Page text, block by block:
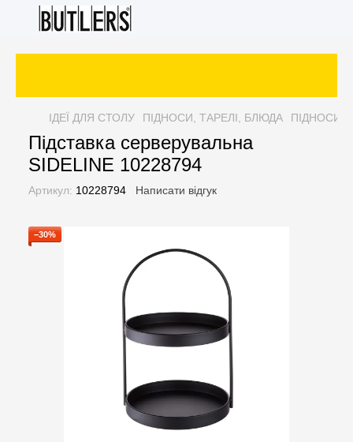
ІДЕЇ ДЛЯ СТОЛУ ПІДНОСИ, ТАРЕЛІ, БЛЮДА ПІДНОСИ,
Підставка серверувальна
SIDELINE 10228794
Артикул: 10228794 Написати відгук
−30%